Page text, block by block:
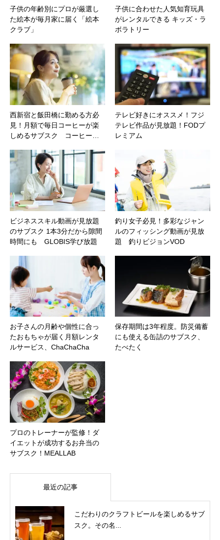
子供の年齢別にプロが厳選し
た絵本が毎月家に届く「絵本
クラブ」
子供に合わせた人気知育玩具
がレンタルできる キッズ・ラ
ボラトリー
西新宿と飯田橋に勤める方必
見！月額で毎日コーヒーが楽
しめるサブスク コーヒー…
テレビ好きにオススメ！フジ
テレビ作品が見放題！FODプ
レミアム
ビジネススキル動画が見放題
のサブスク 1本3分だから隙間
時間にも GLOBIS学び放題
釣り女子必見！多彩なジャン
ルのフィッシング動画が見放
題 釣りビジョンVOD
お子さんの月齢や個性に合っ
たおもちゃが届く月額レンタ
ルサービス、ChaChaCha
保存期間は3年程度。防災備蓄
にも使える缶詰のサブスク、
たべたく
プロのトレーナーが監修！ダ
イエットが成功するお弁当の
サブスク！MEALLAB
最近の記事
こだわりのクラフトビールを楽しめるサブ
スク。その名...